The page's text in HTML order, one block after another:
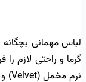
لباس مهمانی بچگانه در زمستان
گرما و راحتی لازم